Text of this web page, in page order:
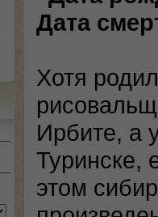
Дата
Хотя
Ирбите, а
Туринске,
этом